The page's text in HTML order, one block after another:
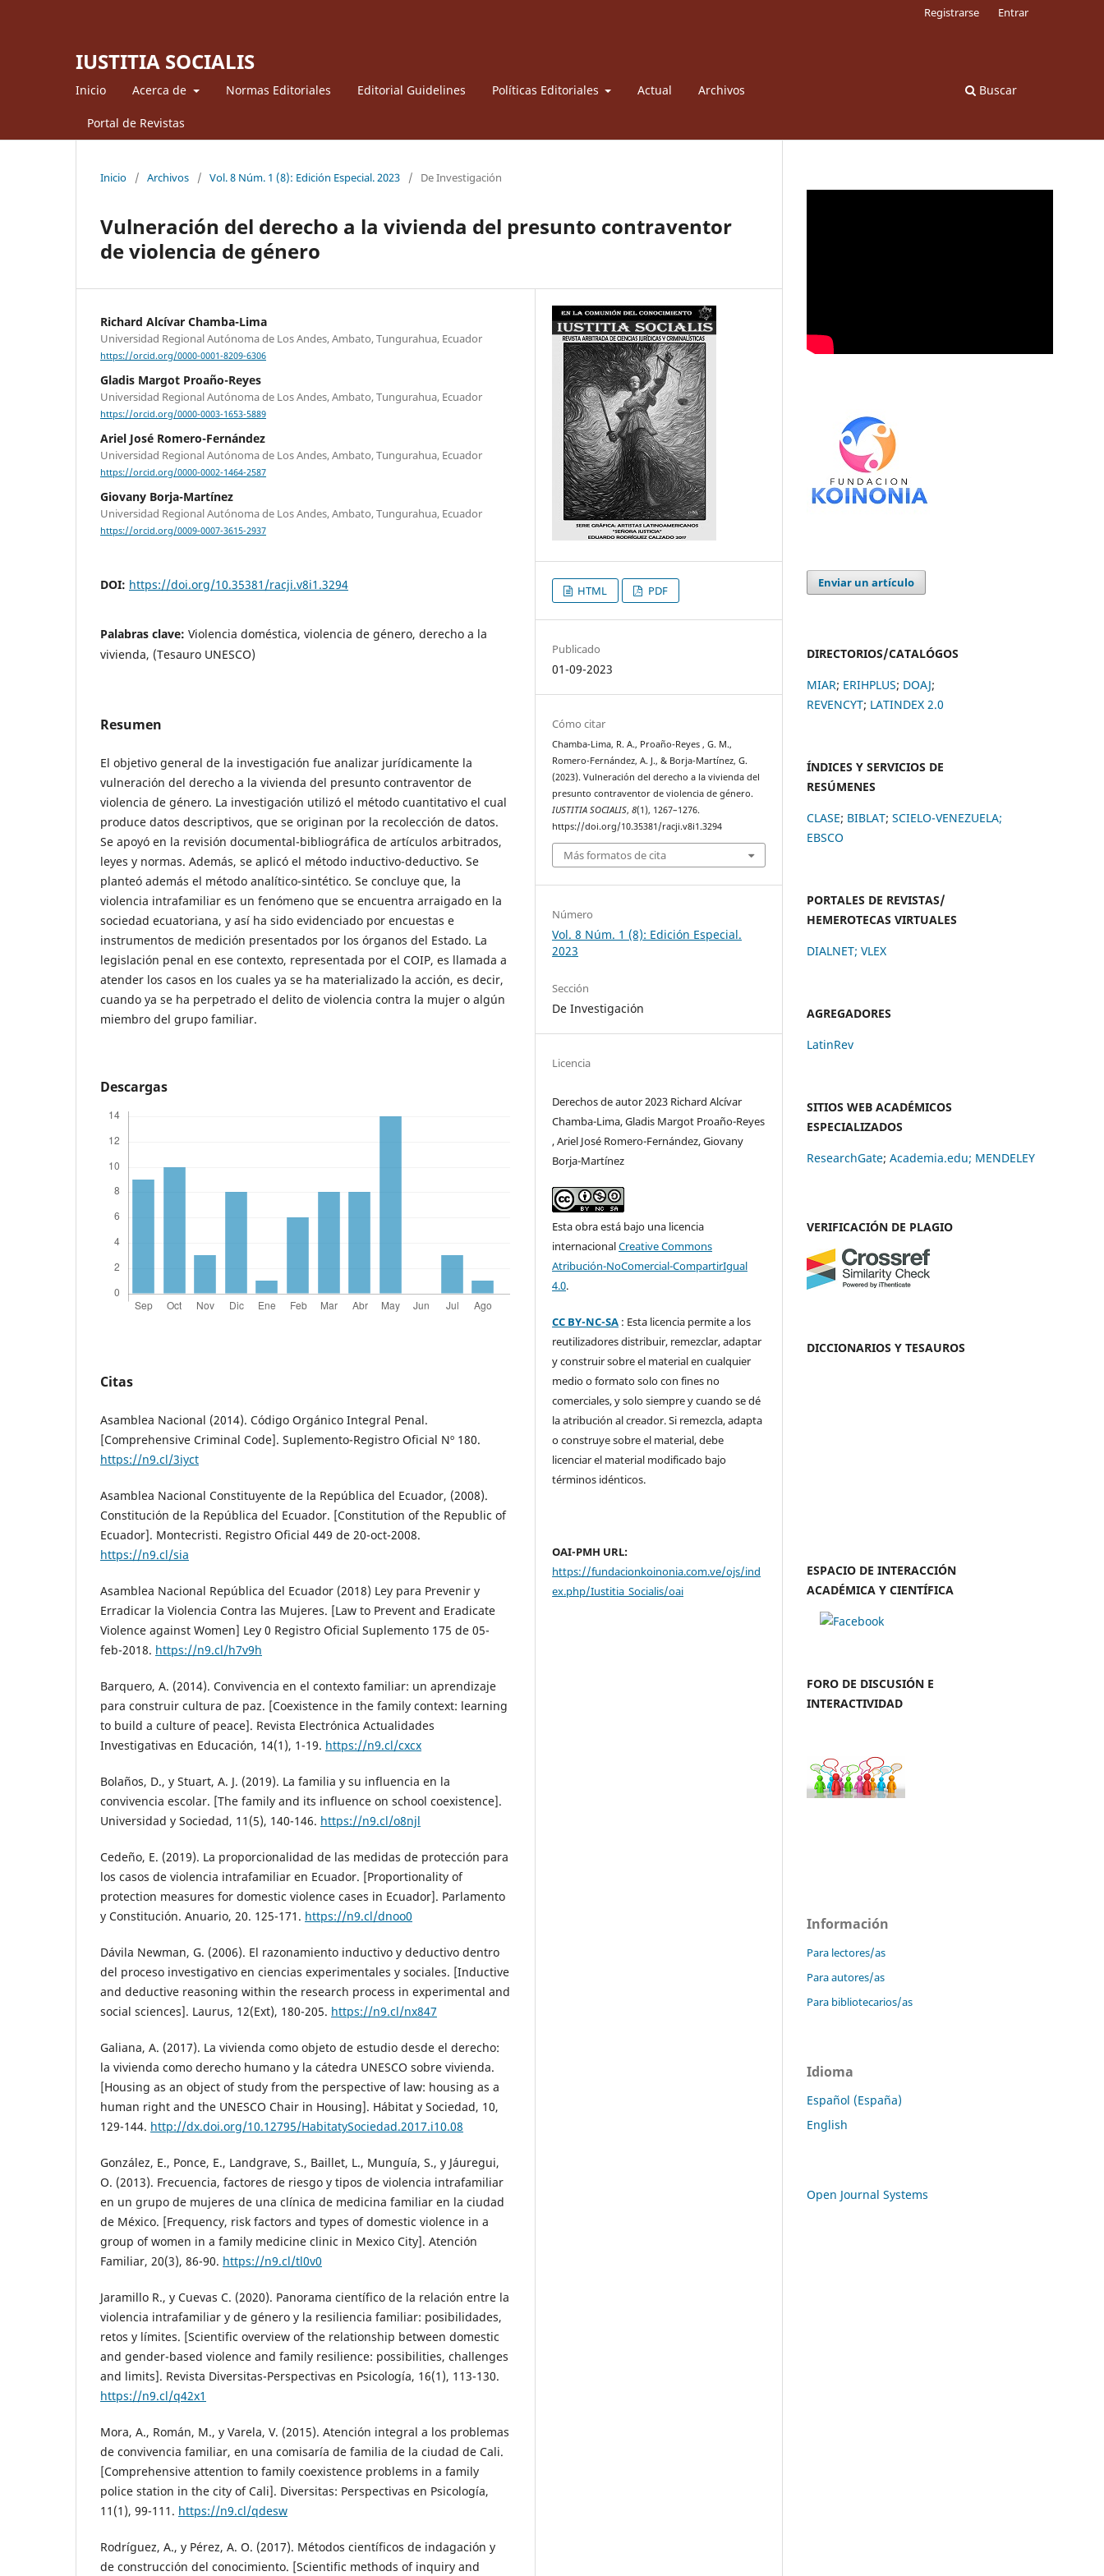
IUSTITIA SOCIALIS
Inicio Acerca de Normas Editoriales Editorial Guidelines Políticas Editoriales Actual Archivos
Portal de Revistas
Buscar
Registrarse Entrar
Inicio / Archivos / Vol. 8 Núm. 1 (8): Edición Especial. 2023 / De Investigación
Vulneración del derecho a la vivienda del presunto contraventor
de violencia de género
Richard Alcívar Chamba-Lima
Universidad Regional Autónoma de Los Andes, Ambato, Tungurahua, Ecuador
https://orcid.org/0000-0001-8209-6306
Gladis Margot Proaño-Reyes
Universidad Regional Autónoma de Los Andes, Ambato, Tungurahua, Ecuador
https://orcid.org/0000-0003-1653-5889
Ariel José Romero-Fernández
Universidad Regional Autónoma de Los Andes, Ambato, Tungurahua, Ecuador
https://orcid.org/0000-0002-1464-2587
Giovany Borja-Martínez
Universidad Regional Autónoma de Los Andes, Ambato, Tungurahua, Ecuador
https://orcid.org/0009-0007-3615-2937
DOI: https://doi.org/10.35381/racji.v8i1.3294
Palabras clave: Violencia doméstica, violencia de género, derecho a la
vivienda, (Tesauro UNESCO)
Resumen
El objetivo general de la investigación fue analizar jurídicamente la
vulneración del derecho a la vivienda del presunto contraventor de
violencia de género. La investigación utilizó el método cuantitativo el cual
produce datos descriptivos, que se originan por la recolección de datos.
Se apoyó en la revisión documental-bibliográfica de artículos arbitrados,
leyes y normas. Además, se aplicó el método inductivo-deductivo. Se
planteó además el método analítico-sintético. Se concluye que, la
violencia intrafamiliar es un fenómeno que se encuentra arraigado en la
sociedad ecuatoriana, y así ha sido evidenciado por encuestas e
instrumentos de medición presentados por los órganos del Estado. La
legislación penal en ese contexto, representada por el COIP, es llamada a
atender los casos en los cuales ya se ha materializado la acción, es decir,
cuando ya se ha perpetrado el delito de violencia contra la mujer o algún
miembro del grupo familiar.
Descargas
Citas
Asamblea Nacional (2014). Código Orgánico Integral Penal.
[Comprehensive Criminal Code]. Suplemento-Registro Oficial Nº 180.
https://n9.cl/3iyct
Asamblea Nacional Constituyente de la República del Ecuador, (2008).
Constitución de la República del Ecuador. [Constitution of the Republic of
Ecuador]. Montecristi. Registro Oficial 449 de 20-oct-2008.
https://n9.cl/sia
Asamblea Nacional República del Ecuador (2018) Ley para Prevenir y
Erradicar la Violencia Contra las Mujeres. [Law to Prevent and Eradicate
Violence against Women] Ley 0 Registro Oficial Suplemento 175 de 05-
feb-2018. https://n9.cl/h7v9h
Barquero, A. (2014). Convivencia en el contexto familiar: un aprendizaje
para construir cultura de paz. [Coexistence in the family context: learning
to build a culture of peace]. Revista Electrónica Actualidades
Investigativas en Educación, 14(1), 1-19. https://n9.cl/cxcx
Bolaños, D., y Stuart, A. J. (2019). La familia y su influencia en la
convivencia escolar. [The family and its influence on school coexistence].
Universidad y Sociedad, 11(5), 140-146. https://n9.cl/o8njl
Cedeño, E. (2019). La proporcionalidad de las medidas de protección para
los casos de violencia intrafamiliar en Ecuador. [Proportionality of
protection measures for domestic violence cases in Ecuador]. Parlamento
y Constitución. Anuario, 20. 125-171. https://n9.cl/dnoo0
Dávila Newman, G. (2006). El razonamiento inductivo y deductivo dentro
del proceso investigativo en ciencias experimentales y sociales. [Inductive
and deductive reasoning within the research process in experimental and
social sciences]. Laurus, 12(Ext), 180-205. https://n9.cl/nx847
Galiana, A. (2017). La vivienda como objeto de estudio desde el derecho:
la vivienda como derecho humano y la cátedra UNESCO sobre vivienda.
[Housing as an object of study from the perspective of law: housing as a
human right and the UNESCO Chair in Housing]. Hábitat y Sociedad, 10,
129-144. http://dx.doi.org/10.12795/HabitatySociedad.2017.i10.08
González, E., Ponce, E., Landgrave, S., Baillet, L., Munguía, S., y Jáuregui,
O. (2013). Frecuencia, factores de riesgo y tipos de violencia intrafamiliar
en un grupo de mujeres de una clínica de medicina familiar en la ciudad
de México. [Frequency, risk factors and types of domestic violence in a
group of women in a family medicine clinic in Mexico City]. Atención
Familiar, 20(3), 86-90. https://n9.cl/tl0v0
Jaramillo R., y Cuevas C. (2020). Panorama científico de la relación entre la
violencia intrafamiliar y de género y la resiliencia familiar: posibilidades,
retos y límites. [Scientific overview of the relationship between domestic
and gender-based violence and family resilience: possibilities, challenges
and limits]. Revista Diversitas-Perspectivas en Psicología, 16(1), 113-130.
https://n9.cl/q42x1
Mora, A., Román, M., y Varela, V. (2015). Atención integral a los problemas
de convivencia familiar, en una comisaría de familia de la ciudad de Cali.
[Comprehensive attention to family coexistence problems in a family
police station in the city of Cali]. Diversitas: Perspectivas en Psicología,
11(1), 99-111. https://n9.cl/qdesw
Rodríguez, A., y Pérez, A. O. (2017). Métodos científicos de indagación y
de construcción del conocimiento. [Scientific methods of inquiry and
HTML PDF
Publicado
01-09-2023
Cómo citar
Chamba-Lima, R. A., Proaño-Reyes , G. M.,
Romero-Fernández, A. J., & Borja-Martínez, G.
(2023). Vulneración del derecho a la vivienda del
presunto contraventor de violencia de género.
IUSTITIA SOCIALIS,8(1), 1267–1276.
https://doi.org/10.35381/racji.v8i1.3294
Más formatos de cita
Número
Vol. 8 Núm. 1 (8): Edición Especial.
2023
Sección
De Investigación
Licencia
Derechos de autor 2023 Richard Alcívar
Chamba-Lima, Gladis Margot Proaño-Reyes
, Ariel José Romero-Fernández, Giovany
Borja-Martínez
Esta obra está bajo una licencia
internacionalCreative Commons
Atribución-NoComercial-CompartirIgual
4.0.
CC BY-NC-SA : Esta licencia permite a los
reutilizadores distribuir, remezclar, adaptar
y construir sobre el material en cualquier
medio o formato solo con fines no
comerciales, y solo siempre y cuando se dé
la atribución al creador. Si remezcla, adapta
o construye sobre el material, debe
licenciar el material modificado bajo
términos idénticos.
OAI-PMH URL:
https://fundacionkoinonia.com.ve/ojs/ind
ex.php/Iustitia_Socialis/oai
Enviar un artículo
DIRECTORIOS/CATALÓGOS
MIAR; ERIHPLUS; DOAJ;
REVENCYT; LATINDEX 2.0
ÍNDICES Y SERVICIOS DE
RESÚMENES
CLASE; BIBLAT; SCIELO-VENEZUELA;
EBSCO
PORTALES DE REVISTAS/
HEMEROTECAS VIRTUALES
DIALNET; VLEX
AGREGADORES
LatinRev
SITIOS WEB ACADÉMICOS
ESPECIALIZADOS
ResearchGate; Academia.edu; MENDELEY
VERIFICACIÓN DE PLAGIO
DICCIONARIOS Y TESAUROS
ESPACIO DE INTERACCIÓN
ACADÉMICA Y CIENTÍFICA
FORO DE DISCUSIÓN E
INTERACTIVIDAD
Información
Para lectores/as
Para autores/as
Para bibliotecarios/as
Idioma
Español (España)
English
Open Journal Systems